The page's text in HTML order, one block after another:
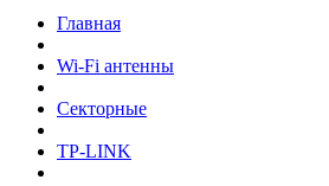
Главная
Wi-Fi антенны
Секторные
TP-LINK